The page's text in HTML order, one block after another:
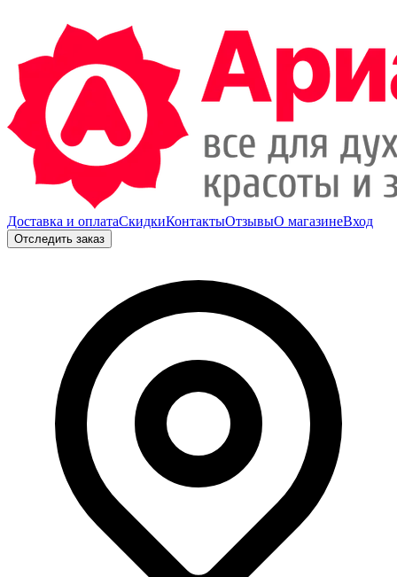
Доставка и оплатаСкидкиКонтактыОтзывыО магазинеВход
Отследить заказ